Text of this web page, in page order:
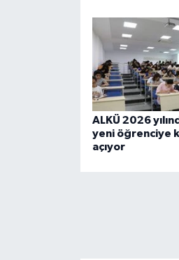
ALKÜ 2026
yeni öğrenciye
açıyor